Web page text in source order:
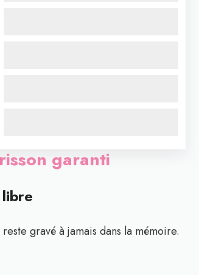
garanti
gravé à jamais dans la mémoire.